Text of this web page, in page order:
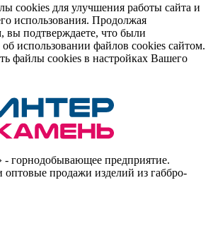
cookies для улучшения работы сайта и
использования. Продолжая
вы подтверждаете, что были
использовании файлов cookies сайтом.
файлы cookies в настройках Вашего
горнодобывающее предприятие.
оптовые продажи изделий из габбро-